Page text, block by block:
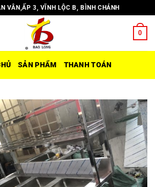
VÂN,ẤP 3, VĨNH LỘC B, BÌNH CHÁNH
0
SẢN PHẨM THANH TOÁN